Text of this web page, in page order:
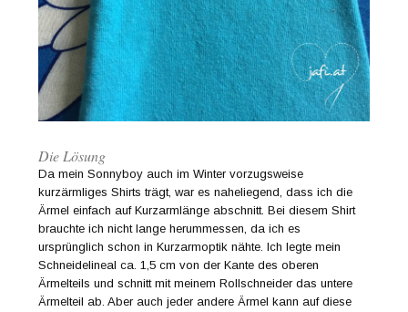
Die Lösung
Da mein Sonnyboy auch im Winter vorzugsweise
kurzärmliges Shirts trägt, war es naheliegend, dass ich die
Ärmel einfach auf Kurzarmlänge abschnitt. Bei diesem Shirt
brauchte ich nicht lange herummessen, da ich es
ursprünglich schon in Kurzarmoptik nähte. Ich legte mein
Schneidelineal ca. 1,5 cm von der Kante des oberen
Ärmelteils und schnitt mit meinem Rollschneider das untere
Ärmelteil ab. Aber auch jeder andere Ärmel kann auf diese